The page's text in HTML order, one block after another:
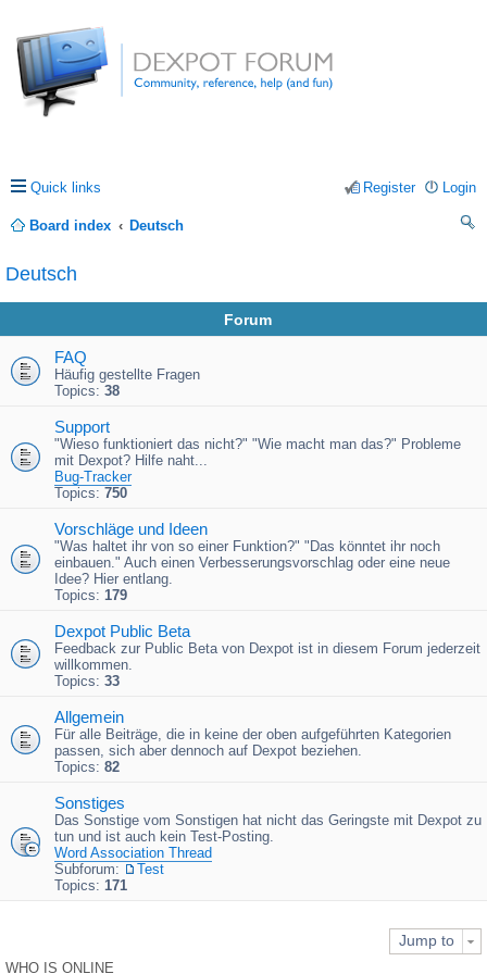
Quick links Login
Register
Board index
Deutsch
Deutsch
Forum
FAQ
Häufig gestellte Fragen
Topics: 38
Support
"Wieso funktioniert das nicht?" "Wie macht man das?" Probleme
mit Dexpot? Hilfe naht...
Bug-Tracker
Topics: 750
Vorschläge und Ideen
"Was haltet ihr von so einer Funktion?" "Das könntet ihr noch
einbauen." Auch einen Verbesserungsvorschlag oder eine neue
Idee? Hier entlang.
Topics: 179
Dexpot Public Beta
Feedback zur Public Beta von Dexpot ist in diesem Forum jederzeit
willkommen.
Topics: 33
Allgemein
Für alle Beiträge, die in keine der oben aufgeführten Kategorien
passen, sich aber dennoch auf Dexpot beziehen.
Topics: 82
Sonstiges
Das Sonstige vom Sonstigen hat nicht das Geringste mit Dexpot zu
tun und ist auch kein Test-Posting.
Word Association Thread
Subforum:
Test
Topics: 171
Jump to
WHO IS ONLINE